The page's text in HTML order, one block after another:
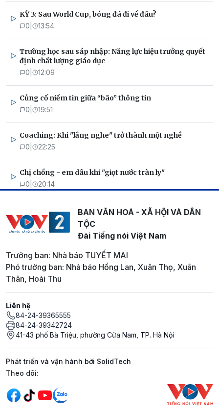
KỲ 3: Sau World Cup, bóng đá đi về đâu?
0 13:54
Trường học sau sáp nhập: Năng lực hiệu trưởng quyết
định chất lượng giáo dục
0 12:09
Củng cố niềm tin giữa “bão” thông tin
0 19:51
Coaching: Khi "lắng nghe" trở thành một nghề
0 22:25
Chị chồng - em dâu khi "giọt nước tràn ly"
0 20:14
BAN VĂN HOÁ - XÃ HỘI VÀ DÂN
TỘC
Đài Tiếng nói Việt Nam
Trưởng ban: Nhà báo TUYẾT MAI
Phó trưởng ban: Nhà báo Hồng Lan, Xuân Thọ, Xuân
Thân, Hoài Thu
Liên hệ
84-24-39365555
84-24-39342724
41-43 phố Bà Triệu, phường Cửa Nam, TP. Hà Nội
Phát triển và vận hành bởi SolidTech
Mạng xã hội
Theo dõi: